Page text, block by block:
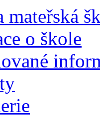
mateřská
o škole